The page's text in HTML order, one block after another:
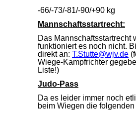
-66/-73/-81/-90/+90 kg
Mannschaftsstartrecht:
Das Mannschaftsstartrecht
funktioniert es noch nicht.
direkt an: T.Stutte@wjv.de
Wiege-Kampfrichter
Liste!)
Judo-Pass
Da es leider immer noch
beim Wiegen die